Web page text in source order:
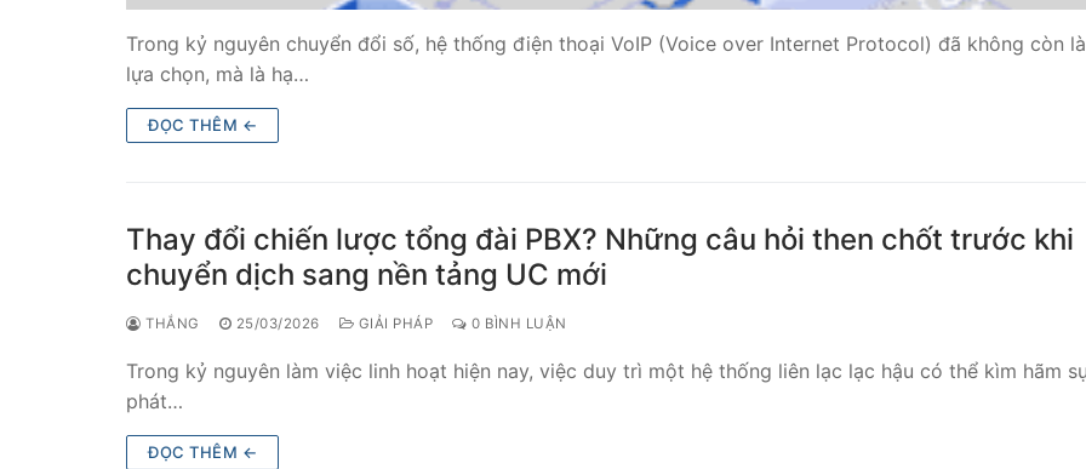
Trong kỷ nguyên chuyển đổi số, hệ thống điện thoại VoIP (Voice over Internet Protocol) đã không còn
lựa chọn, mà là hạ…
ĐỌC THÊM ←
Thay đổi chiến lược tổng đài PBX? Những câu hỏi then chốt trước khi
chuyển dịch sang nền tảng UC mới
THẮNG 25/03/2026 GIẢI PHÁP 0 BÌNH LUẬN
Trong kỷ nguyên làm việc linh hoạt hiện nay, việc duy trì một hệ thống liên lạc lạc hậu có thể kìm hãm
phát…
ĐỌC THÊM ←